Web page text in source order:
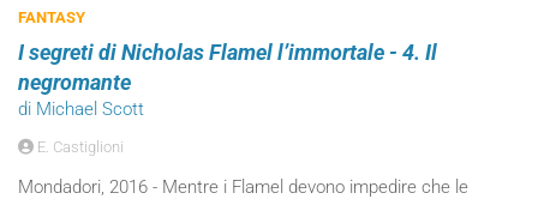
FANTASY
I segreti di Nicholas Flamel l’immortale - 4. Il
negromante
di Michael Scott
E. Castiglioni
Mondadori, 2016 - Mentre i Flamel devono impedire che le